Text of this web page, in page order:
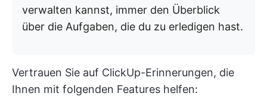
verwalten kannst, immer den Überblick
über die Aufgaben, die du zu erledigen hast.
Vertrauen Sie auf ClickUp-Erinnerungen, die
Ihnen mit folgenden Features helfen: